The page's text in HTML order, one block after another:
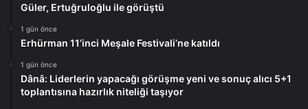
Güler, Ertuğruloğlu ile görüştü
1 gün önce
Erhürman 11’inci Meşale Festivali’ne katıldı
1 gün önce
Dânâ: Liderlerin yapacağı görüşme yeni ve sonuç alıcı 5+1
toplantısına hazırlık niteliği taşıyor